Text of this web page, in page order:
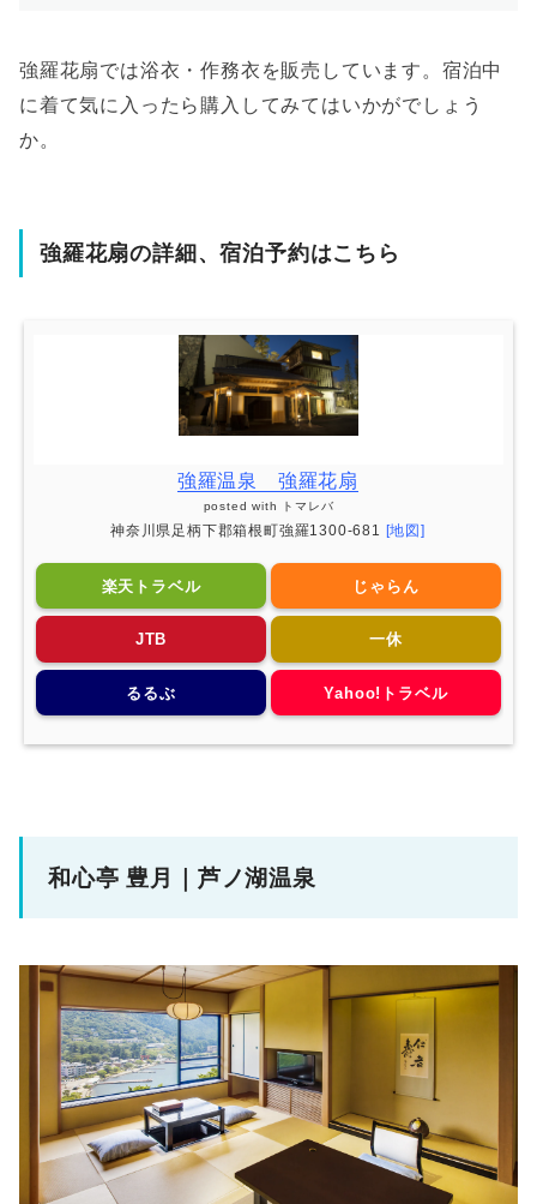
強羅花扇では浴衣・作務衣を販売しています。宿泊中
に着て気に入ったら購入してみてはいかがでしょう
か。
強羅花扇の詳細、宿泊予約はこちら
強羅温泉 強羅花扇
posted with トマレバ
神奈川県足柄下郡箱根町強羅1300-681 [地図]
楽天トラベル じゃらん
JTB 一休
るるぶ Yahoo!トラベル
和心亭 豊月｜芦ノ湖温泉